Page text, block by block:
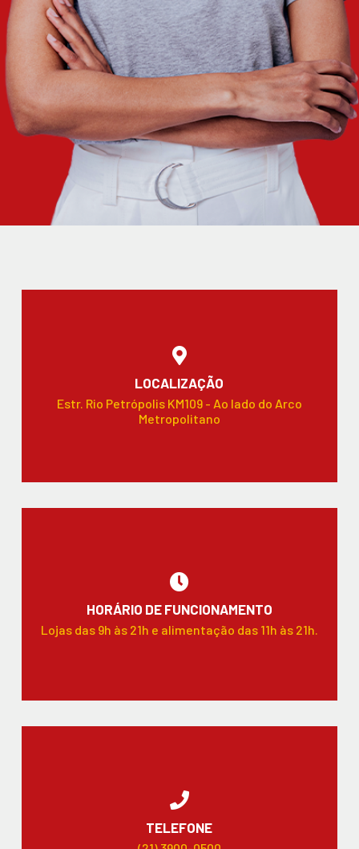
LOCALIZAÇÃO
Estr. Rio Petrópolis KM109 - Ao lado do Arco
Metropolitano
HORÁRIO DE FUNCIONAMENTO
Lojas das 9h às 21h e alimentação das 11h às 21h.
TELEFONE